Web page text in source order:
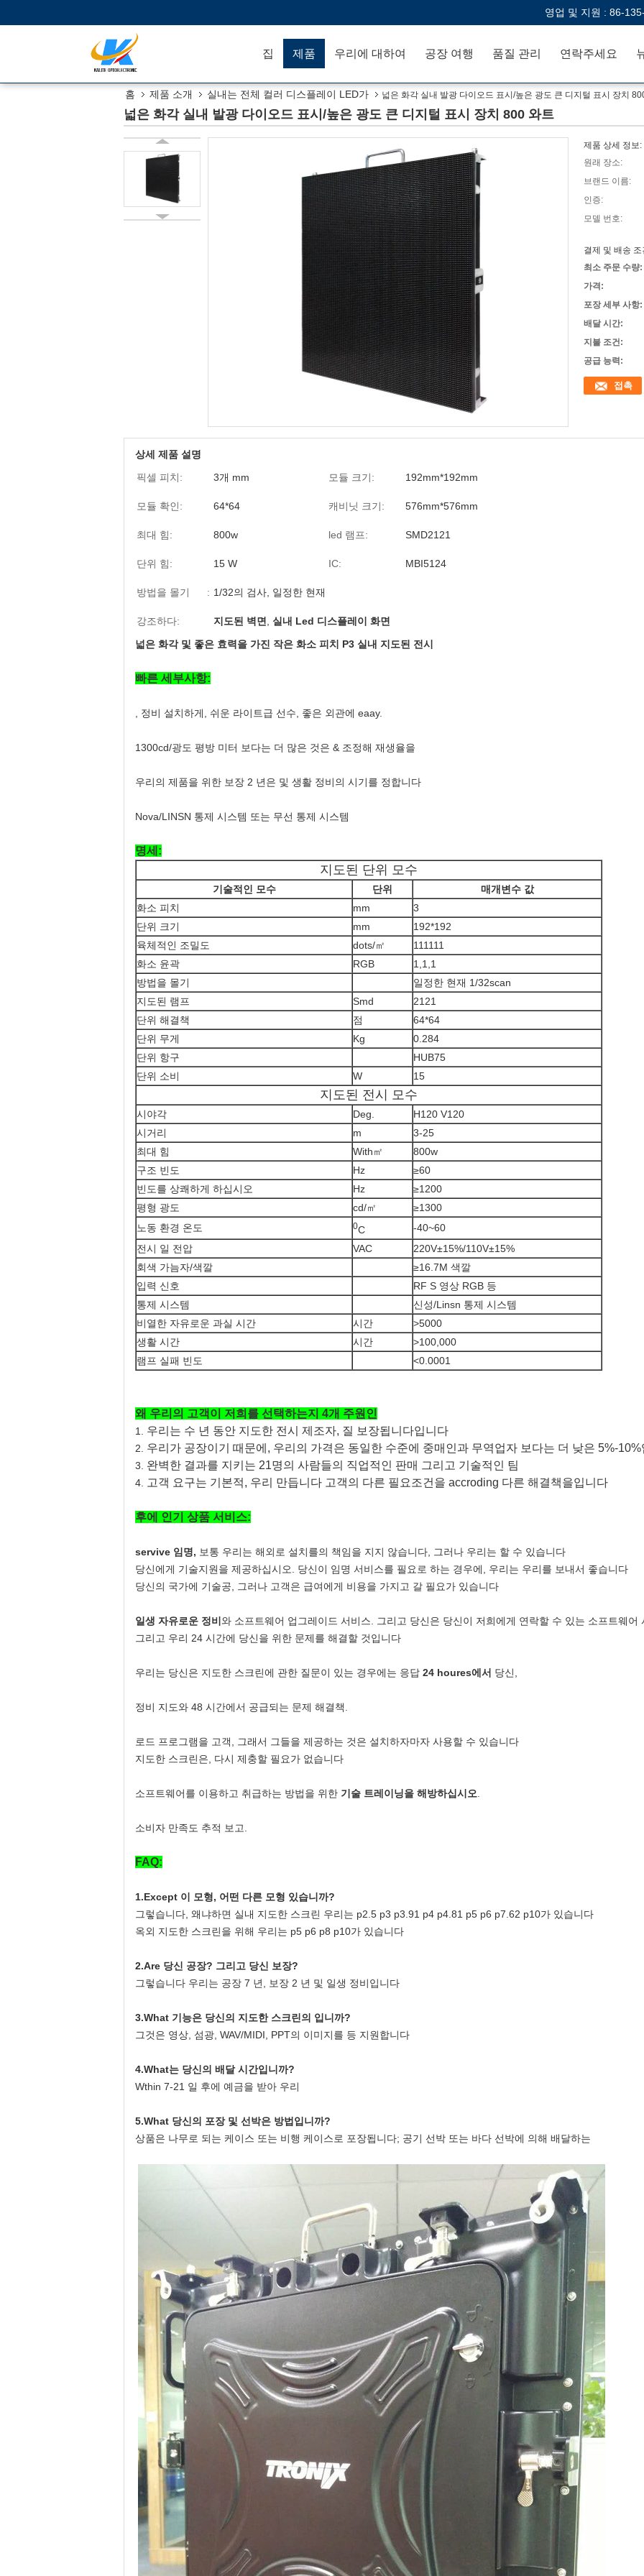
영업 및 지원 : 86-
집 제품 우리에 대하여 공장 여행 품질 관리 연락주세요
홈 제품 소개 실내는 전체 컬러 디스플레이 LED가 넓은 화각 실내 발광 다이오드 표시/높은 광도 큰 디지털 표시 장치
넓은 화각 실내 발광 다이오드 표시/높은 광도 큰 디지털 표시 장치 800 와트
제품 상세 정보:
원래 장소:
브랜드 이름:
인증:
모델 번호:
결제 및 배송 조
최소 주문 수량:
가격:
포장 세부 사항:
배달 시간:
지불 조건:
공급 능력:
접촉
상세 제품 설명
픽셀 피치:
3개 mm 모듈 크기: 192mm*192mm
모듈 확인: 64*64 캐비닛 크기: 576mm*576mm
최대 힘: 800w led 램프: SMD2121
단위 힘: 15 W IC: MBI5124
방법을 몰기 : 1/32의 검사, 일정한 현재
강조하다: 지도된 벽면
실내 Led 디스플레이 화면
넓은 화각 및 좋은 효력을 가진 작은 화소 피치 P3 실내 지도된 전시
빠른 세부사항:
, 정비 설치하게, 쉬운 라이트급 선수, 좋은 외관에 eaay.
1300cd/광도 평방 미터 보다는 더 많은 것은 & 조정해 재생율을
우리의 제품을 위한 보장 2 년은 및 생활 정비의 시기를 정합니다
Nova/LINSN 통제 시스템 또는 무선 통제 시스템
명세:
지도된 단위 모수
기술적인 모수 단위
매개변수 값
화소 피치
mm
3
단위 크기
mm
192*192
육체적인 조밀도
dots/㎡
111111
화소 윤곽
RGB
1,1,1
방법을 몰기
일정한 현재 1/32scan
지도된 램프
Smd
2121
단위 해결책
점
64*64
단위 무게
Kg
0.284
단위 항구
HUB75
단위 소비
W 15
지도된 전시 모수
시야각 Deg.
H120 V120
시거리
m
3-25
최대 힘
With㎡
800w
구조 빈도
Hz
≥60
빈도를 상쾌하게 하십시오
Hz
≥1200
평형 광도
cd/㎡
≥1300
노동 환경 온도
0C
-40~60
전시 일 전압
VAC
220V±15%/110V±15%
회색 가늠자/색깔
≥16.7M 색깔
입력 신호
RF S 영상 RGB 등
통제 시스템
신성/Linsn 통제 시스템
비열한 자유로운 과실 시간
시간
>5000
생활 시간
시간
>100,000
램프 실패 빈도
<0.0001
왜 우리의 고객이 저희를 선택하는지 4개 주원인
1. 우리는 수 년 동안 지도한 전시 제조자, 질 보장됩니다입니다
2. 우리가 공장이기 때문에, 우리의 가격은 동일한 수준에 중매인과 무역업자 보다는 더 낮은 5%-
3. 완벽한 결과를 지키는 21명의 사람들의 직업적인 판매 그리고 기술적인 팀
4. 고객 요구는 기본적, 우리 만듭니다 고객의 다른 필요조건을 accroding 다른 해결책을입니다
후에 인기 상품 서비스:
servive 임명, 보통 우리는 해외로 설치를의 책임을 지지 않습니다, 그러나 우리는 할 수 있습니다
당신에게 기술지원을 제공하십시오. 당신이 임명 서비스를 필요로 하는 경우에, 우리는 우리를 보내서 좋습니다
당신의 국가에 기술공, 그러나 고객은 급여에게 비용을 가지고 갈 필요가 있습니다
일생 자유로운 정비 와 소프트웨어 업그레이드 서비스. 그리고 당신은 당신이 저희에게 연락할 수 있는 소프트웨
그리고 우리 24 시간에 당신을 위한 문제를 해결할 것입니다
우리는 당신은 지도한 스크린에 관한 질문이 있는 경우에는 응답 24 houres에서 당신,
정비 지도와 48 시간에서 공급되는 문제 해결책.
로드 프로그램을 고객, 그래서 그들을 제공하는 것은 설치하자마자 사용할 수 있습니다
지도한 스크린은, 다시 제충할 필요가 없습니다
소프트웨어를 이용하고 취급하는 방법을 위한 기술 트레이닝을 해방하십시오
소비자 만족도 추적 보고.
FAQ:
1.Except 이 모형, 어떤 다른 모형 있습니까?
그렇습니다, 왜냐하면 실내 지도한 스크린 우리는 p2.5 p3 p3.91 p4 p4.81 p5 p6 p7.62 p10가 있습니다
옥외 지도한 스크린을 위해 우리는 p5 p6 p8 p10가 있습니다
2.Are 당신 공장? 그리고 당신 보장?
그렇습니다 우리는 공장 7 년, 보장 2 년 및 일생 정비입니다
3.What 기능은 당신의 지도한 스크린의 입니까?
그것은 영상, 섬광, WAV/MIDI, PPT의 이미지를 등 지원합니다
4.What는 당신의 배달 시간입니까?
Wthin 7-21 일 후에 예금을 받아 우리
5.What 당신의 포장 및 선박은 방법입니까?
상품은 나무로 되는 케이스 또는 비행 케이스로 포장됩니다; 공기 선박 또는 바다 선박에 의해 배달하는